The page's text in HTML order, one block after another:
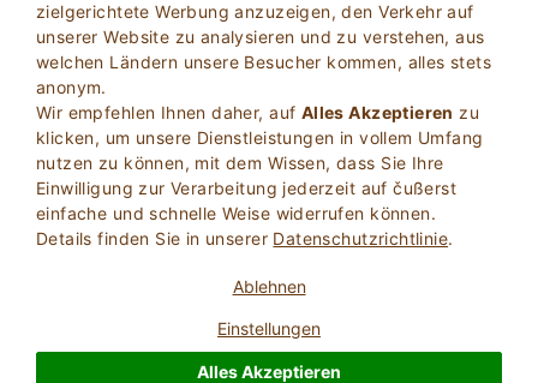
zielgerichtete Werbung anzuzeigen, den Verkehr auf
unserer Website zu analysieren und zu verstehen, aus
welchen Ländern unsere Besucher kommen, alles stets
anonym.
Wir empfehlen Ihnen daher, auf Alles Akzeptieren zu
klicken, um unsere Dienstleistungen in vollem Umfang
nutzen zu können, mit dem Wissen, dass Sie Ihre
Einwilligung zur Verarbeitung jederzeit auf čußerst
einfache und schnelle Weise widerrufen können.
Details finden Sie in unserer Datenschutzrichtlinie.
Ablehnen
Einstellungen
Alles Akzeptieren
Perugia, Paciano(Karte) 34Betten
FRAGEN BESITZER BUCHEN SIE
Weitere Informationen
311 Bewertungen
Außergewöhnlich